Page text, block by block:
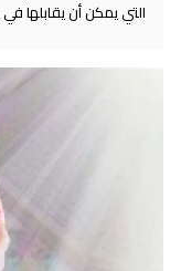
التي يمكن أن